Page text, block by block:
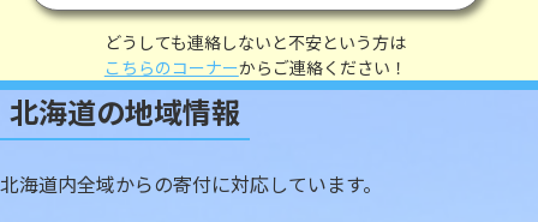
どうしても連絡しないと不安という方は
こちらのコーナーからご連絡ください！
北海道の地域情報
北海道内全域からの寄付に対応しています。